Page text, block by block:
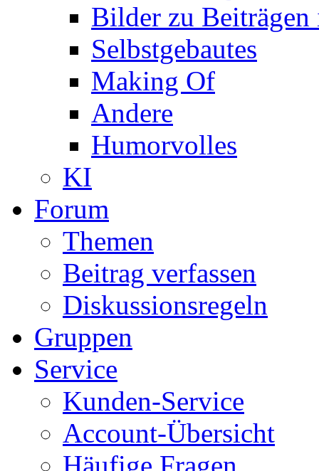
Bilder zu
Selbstgebautes
Making Of
Andere
Humorvolles
KI
Forum
Themen
Beitrag verfassen
Diskussionsregeln
Gruppen
Service
Kunden-Service
Account-Übersicht